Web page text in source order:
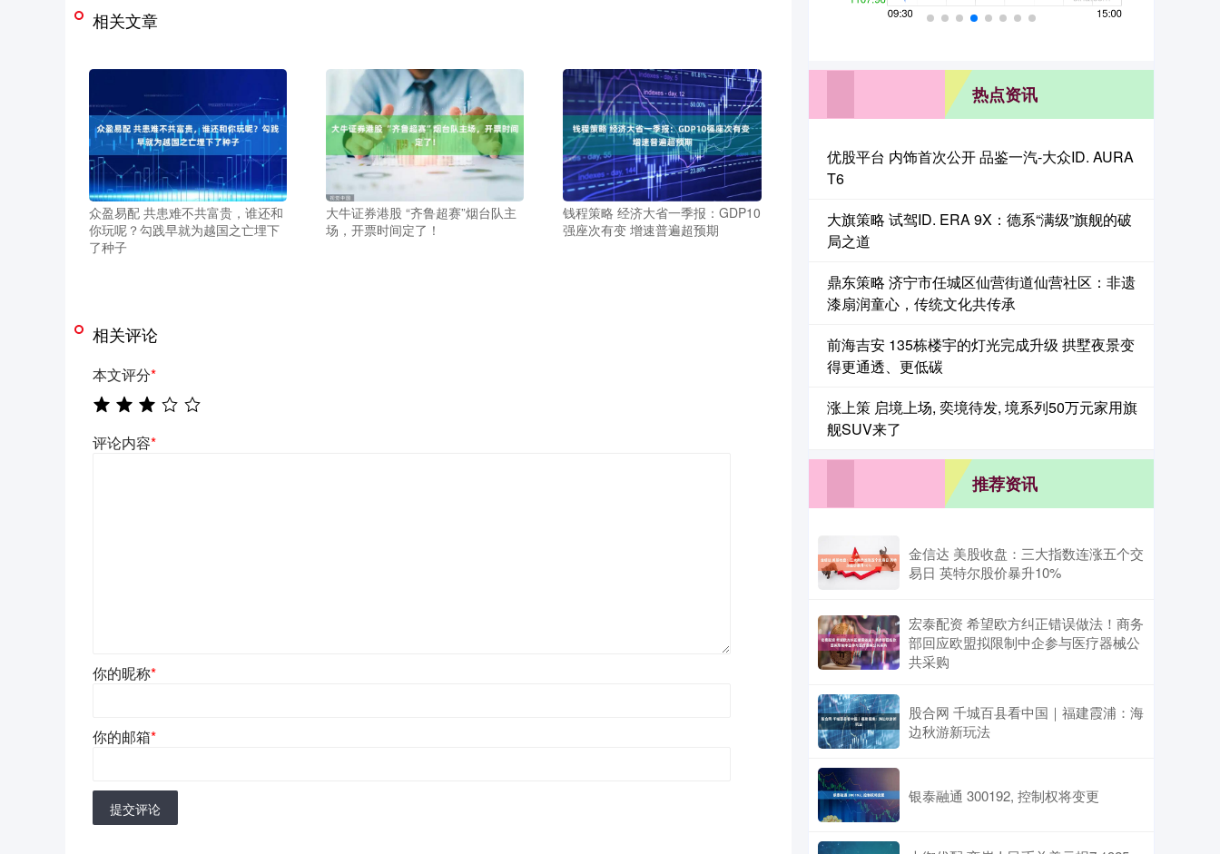
相关文章
众盈易配 共患难不共富贵，谁还和
你玩呢？勾践早就为越国之亡埋下
了种子
大牛证券港股 “齐鲁超赛”烟台队主
场，开票时间定了！
钱程策略 经济大省一季报：GDP10
强座次有变 增速普遍超预期
相关评论
本文评分*
评论内容*
你的昵称*
你的邮箱*
提交评论
热点资讯
优股平台 内饰首次公开 品鉴一汽-大众ID. AURA
T6
大旗策略 试驾ID. ERA 9X：德系“满级”旗舰的破
局之道
鼎东策略 济宁市任城区仙营街道仙营社区：非遗
漆扇润童心，传统文化共传承
前海吉安 135栋楼宇的灯光完成升级 拱墅夜景变
得更通透、更低碳
涨上策 启境上场, 奕境待发, 境系列50万元家用旗
舰SUV来了
推荐资讯
金信达 美股收盘：三大指数连涨五个交
易日 英特尔股价暴升10%
宏泰配资 希望欧方纠正错误做法！商务
部回应欧盟拟限制中企参与医疗器械公
共采购
股合网 千城百县看中国｜福建霞浦：海
边秋游新玩法
银泰融通 300192, 控制权将变更